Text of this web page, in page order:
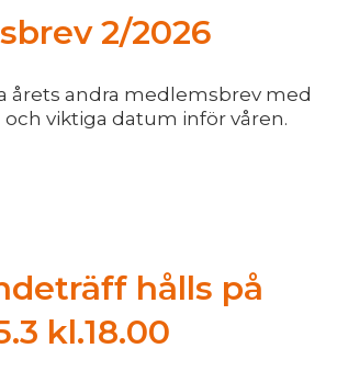
2/2026
årets andra medlemsbrev med
viktiga datum inför våren.
hålls på
kl.18.00